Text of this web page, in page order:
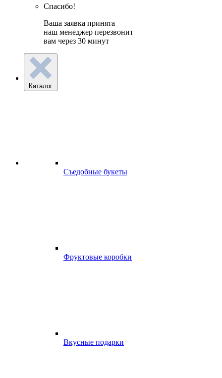
Спасибо!
Ваша заявка принята
наш менеджер перезвонит
вам через 30 минут
Каталог
Съедобные букеты
Фруктовые коробки
Вкусные подарки